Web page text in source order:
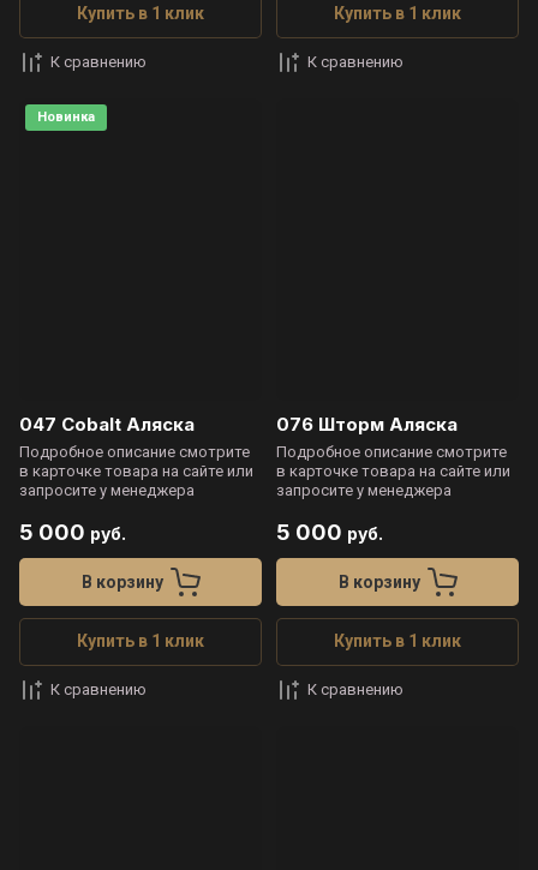
Купить в 1 клик
К сравнению
Купить в 1 клик
К сравнению
Новинка
047 Cobalt Аляска
Подробное описание смотрите
в карточке товара на сайте или
запросите у менеджера
5 000 руб.
В корзину
Купить в 1 клик
К сравнению
076 Шторм Аляска
Подробное описание смотрите
в карточке товара на сайте или
запросите у менеджера
5 000 руб.
В корзину
Купить в 1 клик
К сравнению